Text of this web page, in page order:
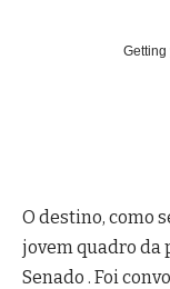
Getting
O destino, como
jovem quadro da
Senado . Foi